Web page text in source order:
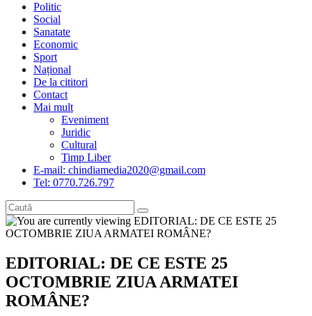
Politic
Social
Sanatate
Economic
Sport
Național
De la cititori
Contact
Mai mult
Eveniment
Juridic
Cultural
Timp Liber
E-mail: chindiamedia2020@gmail.com
Tel: 0770.726.797
EDITORIAL: DE CE ESTE 25
OCTOMBRIE ZIUA ARMATEI
ROMÂNE?